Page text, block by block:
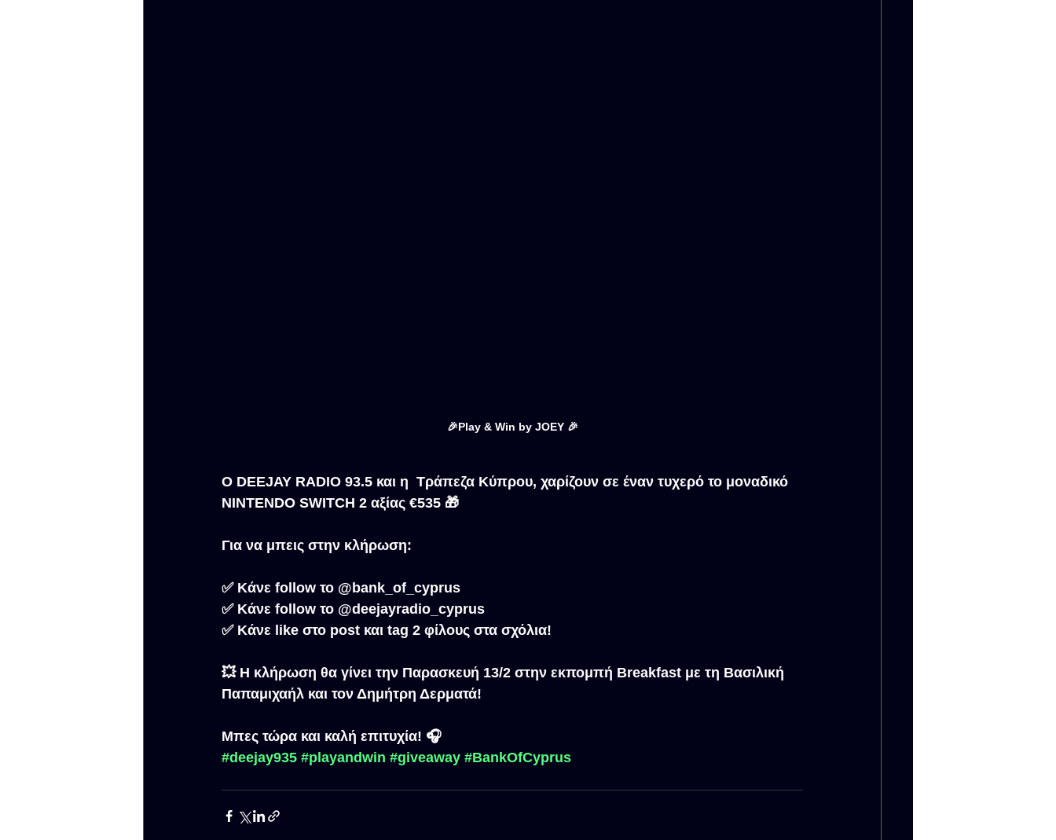
🎉Play & Win by JOEY 🎉
Ο DEEJAY RADIO 93.5 και η  Τράπεζα Κύπρου, χαρίζουν σε έναν τυχερό το μοναδικό
NINTENDO SWITCH 2 αξίας €535 🎁
Για να μπεις στην κλήρωση:
✅ Κάνε follow το @bank_of_cyprus
✅ Κάνε follow το @deejayradio_cyprus
✅ Κάνε like στο post και tag 2 φίλους στα σχόλια!
💥 Η κλήρωση θα γίνει την Παρασκευή 13/2 στην εκπομπή Breakfast με τη Βασιλική
Παπαμιχαήλ και τον Δημήτρη Δερματά!
Μπες τώρα και καλή επιτυχία! 🎧
#deejay935 #playandwin #giveaway #BankOfCyprus